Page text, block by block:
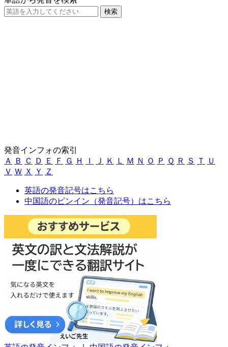
発音インフォの索引
Ａ
Ｂ Ｃ Ｄ Ｅ Ｆ Ｇ Ｈ Ｉ Ｊ Ｋ Ｌ Ｍ Ｎ Ｏ Ｐ Ｑ Ｒ Ｓ Ｔ
Ｕ
Ｖ Ｗ Ｘ Ｙ Ｚ
英語の発音記号はこちら
中国語のピンイン（発音記号）はこちら